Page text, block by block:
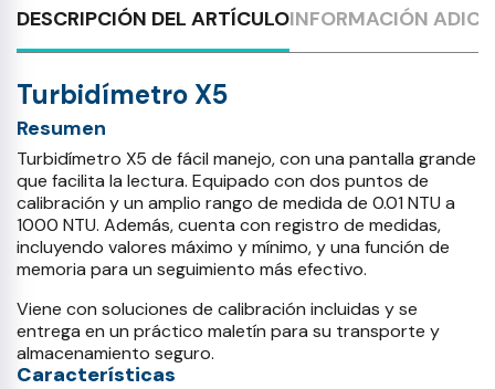
DESCRIPCIÓN DEL ARTÍCULOINFORMACIÓN
Turbidímetro X5
Resumen
Turbidímetro X5 de fácil manejo, con una pantalla grande
que facilita la lectura. Equipado con dos puntos de
calibración y un amplio rango de medida de 0.01 NTU a
1000 NTU. Además, cuenta con registro de medidas,
incluyendo valores máximo y mínimo, y una función de
memoria para un seguimiento más efectivo.
Viene con soluciones de calibración incluidas y se
entrega en un práctico maletín para su transporte y
almacenamiento seguro.
Características